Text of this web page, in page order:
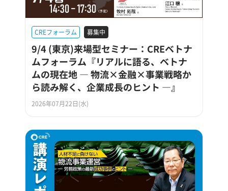
CREフォーラム 募集中
9/4 (東京)来場型セミナー：CREベトナ
ムフォーラム『リアルに語る、ベトナ
ムの現在地 ― 物流×金融×事業戦略か
ら読み解く、企業成長のヒント ―』
2026年07月22日(水)